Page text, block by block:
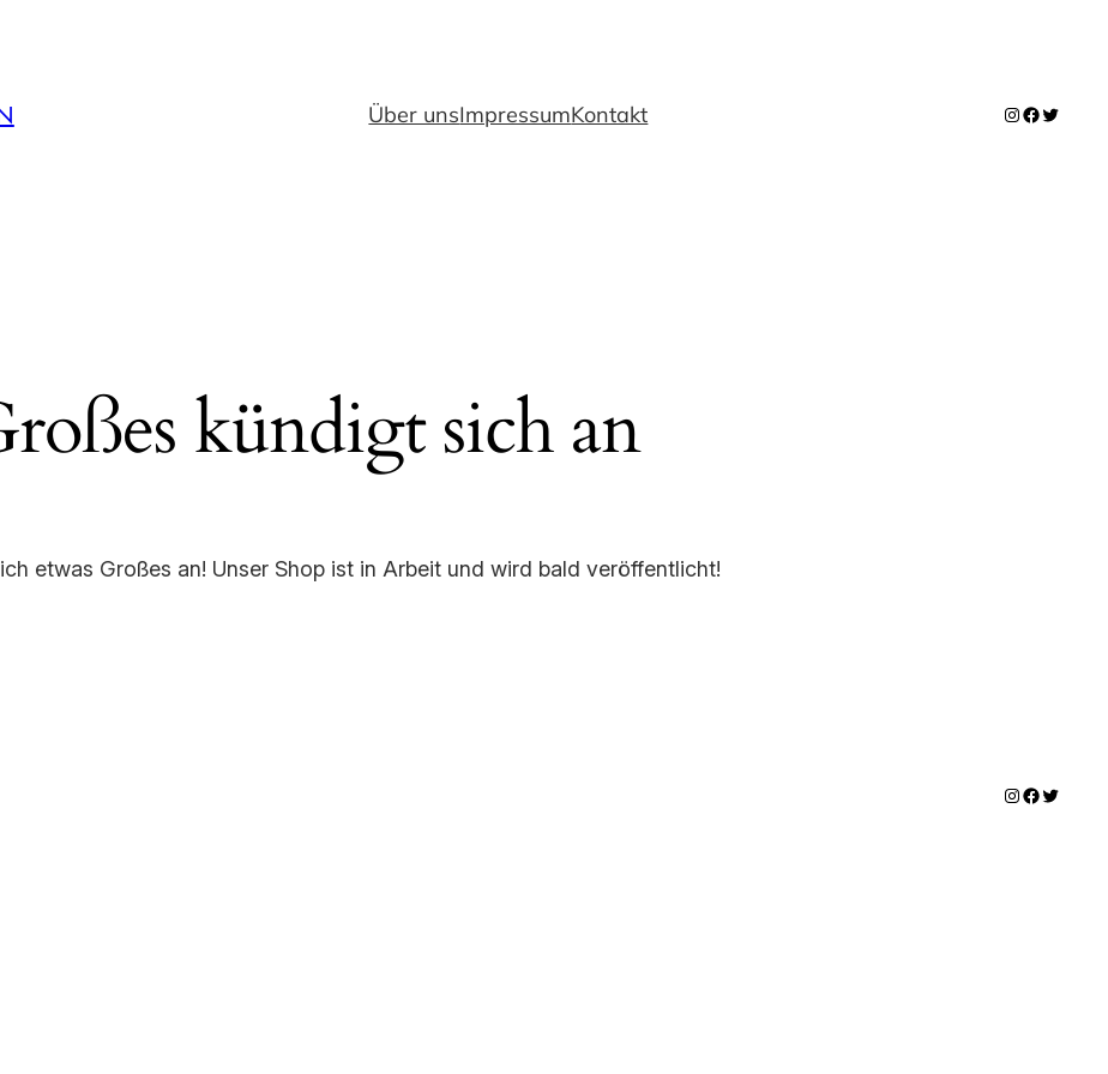
Über unsImpressumKontakt Instagram
Facebook
Twitter
kündigt sich an
etwas Großes an! Unser Shop ist in Arbeit und wird bald veröffentlicht!
Instagram
Facebook
Twitter